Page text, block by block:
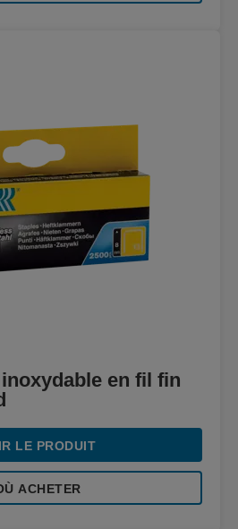
en fil fin
LE PRODUIT
ACHETER